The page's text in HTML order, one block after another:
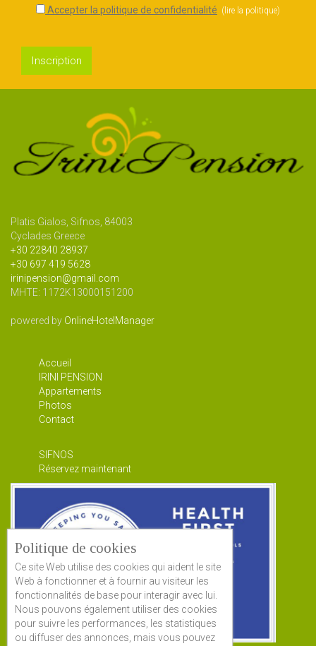
Accepter la politique de confidentialité ( lire la politique)
Inscription
Platis Gialos, Sifnos, 84003
Cyclades Greece
+30 22840 28937
+30 697 419 5628
irinipension@gmail.com
MHTE: 1172Κ13000151200
powered by OnlineHotelManager
Accueil
IRINI PENSION
Appartements
Photos
Contact
SIFNOS
Réservez maintenant
Politique de cookies
Ce site Web utilise des cookies qui aident le site
Web à fonctionner et à fournir au visiteur les
fonctionnalités de base pour interagir avec lui.
Nous pouvons également utiliser des cookies
pour suivre les performances, les statistiques
ou diffuser des annonces, mais vous pouvez